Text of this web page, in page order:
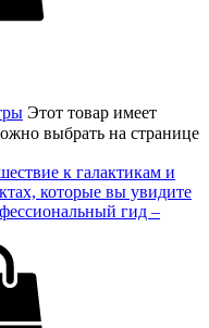
Этот товар имеет
выбрать на странице